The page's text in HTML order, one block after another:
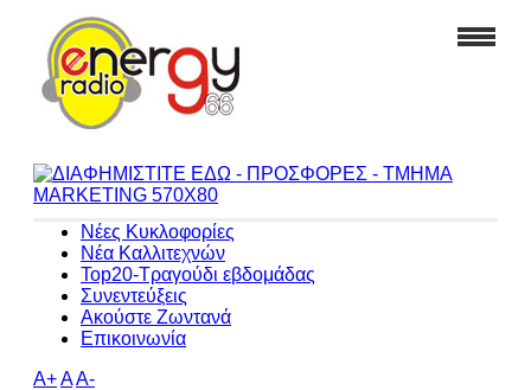
Νέες Κυκλοφορίες
Νέα Καλλιτεχνών
Top20-Τραγούδι εβδομάδας
Συνεντεύξεις
Ακούστε Ζωντανά
Επικοινωνία
A+AA-